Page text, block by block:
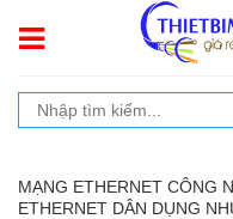
MẠNG ETHERNET CÔNG
ETHERNET DÂN DỤNG